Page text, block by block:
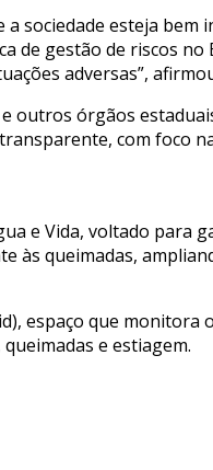
esteja bem
gestão de riscos no
adversas”,
outros órgãos
com foco
e Vida, voltado para
às queimadas,
espaço que
e estiagem.